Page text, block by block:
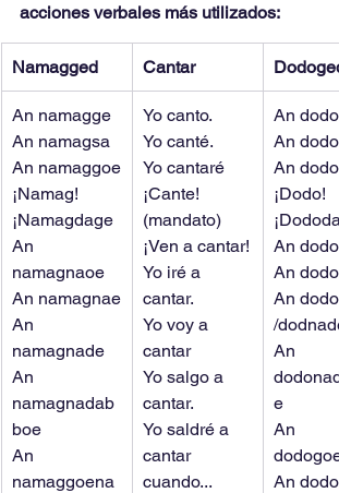
acciones verbales más utilizados:
Namagged Cantar
An namagge
An namagsa
An namaggoe
¡Namag!
¡Namagdage
An
namagnaoe
An namagnae
An
namagnade
An
namagnadab
boe
An
namaggoena
Yo canto.
Yo canté.
Yo cantaré
¡Cante!
(mandato)
¡Ven a cantar!
Yo iré a
cantar.
Yo voy a
cantar
Yo salgo a
cantar.
Yo saldré a
cantar
cuando...
An
An
An
¡Dodo!
An
An
An
/
An
e
An
An